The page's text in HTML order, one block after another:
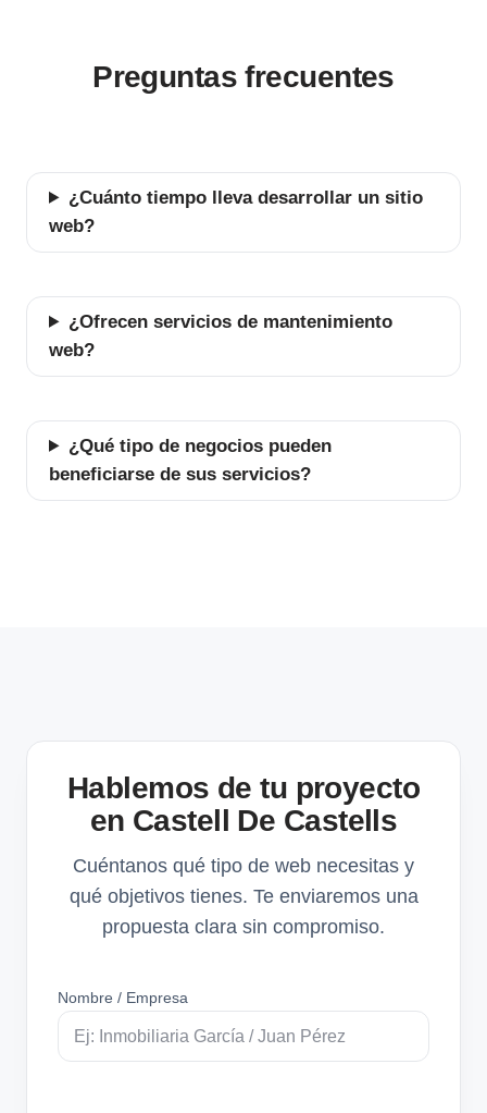
Preguntas frecuentes
¿Cuánto tiempo lleva desarrollar un sitio
web?
¿Ofrecen servicios de mantenimiento
web?
¿Qué tipo de negocios pueden
beneficiarse de sus servicios?
Hablemos de tu proyecto
en Castell De Castells
Cuéntanos qué tipo de web necesitas y
qué objetivos tienes. Te enviaremos una
propuesta clara sin compromiso.
Nombre / Empresa